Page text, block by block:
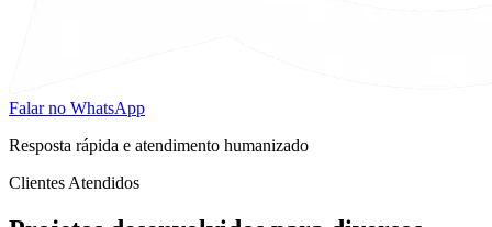
Falar no WhatsApp
Resposta rápida e atendimento humanizado
Clientes Atendidos